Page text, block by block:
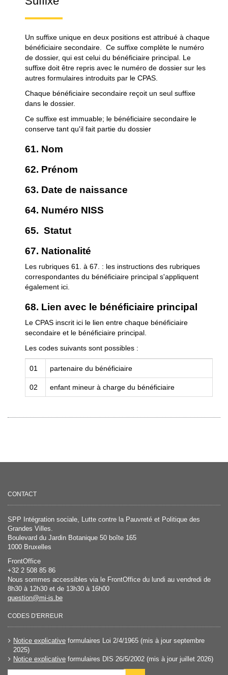
Un suffixe unique en deux positions est attribué à chaque
bénéficiaire secondaire. Ce suffixe complète le numéro
de dossier, qui est celui du bénéficiaire principal. Le
suffixe doit être repris avec le numéro de dossier sur les
autres formulaires introduits par le CPAS.
Chaque bénéficiaire secondaire reçoit un seul suffixe
dans le dossier.
Ce suffixe est immuable; le bénéficiaire secondaire le
conserve tant qu'il fait partie du dossier
61. Nom
62. Prénom
63. Date de naissance
64. Numéro NISS
65. Statut
67. Nationalité
Les rubriques 61. à 67. : les instructions des rubriques
correspondantes du bénéficiaire principal s'appliquent
également ici.
68. Lien avec le bénéficiaire principal
Le CPAS inscrit ici le lien entre chaque bénéficiaire
secondaire et le bénéficiaire principal.
Les codes suivants sont possibles :
01 partenaire du bénéficiaire
02 enfant mineur à charge du bénéficiaire
CONTACT
SPP Intégration sociale, Lutte contre la Pauvreté et Politique des
Grandes Villes.
Boulevard du Jardin Botanique 50 boîte 165
1000 Bruxelles
FrontOffice
+32 2 508 85 86
Nous sommes accessibles via le FrontOffice du lundi au vendredi de
8h30 à 12h30 et de 13h30 à 16h00
question@mi-is.be
CODES D'ERREUR
Notice explicative formulaires Loi 2/4/1965 (mis à jour septembre
2025)
Notice explicative formulaires DIS 26/5/2002 (mis à jour juillet 2026)